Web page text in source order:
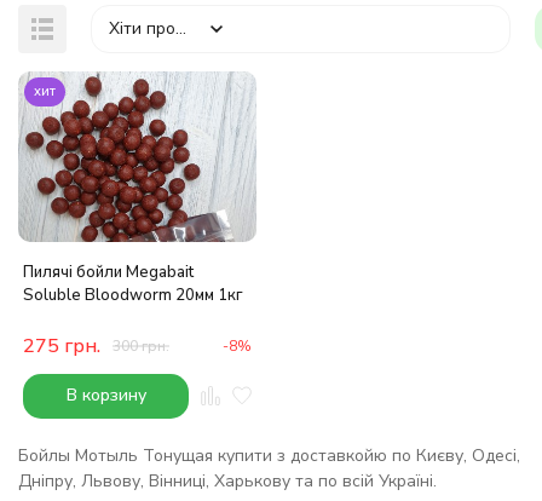
Хіти продажів
хит
Пилячі бойли Megabait
Soluble Bloodworm 20мм 1кг
275 грн. 300грн. -8%
В корзину
Бойлы Мотыль Тонущая купити з доставкойю по Києву, Одесі,
Дніпру, Львову, Вінниці, Харькову та по всій Україні.